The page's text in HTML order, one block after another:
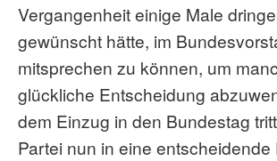
Vergangenheit einige Male
gewünscht hätte, im
mitsprechen zu können, um
glückliche Entscheidung
dem Einzug in den Bundestag
Partei nun in eine